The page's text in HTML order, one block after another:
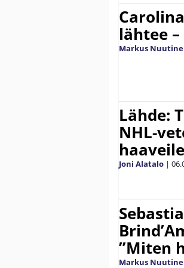
lähtee
Markus
Lähde:
NHL-
Joni Alatalo |
”Miten
Markus